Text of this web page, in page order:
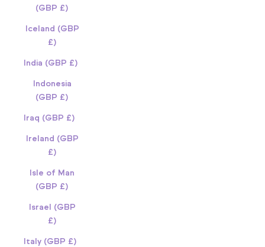
(GBP £)
Iceland (GBP
£)
India (GBP £)
Indonesia
(GBP £)
Iraq (GBP £)
Ireland (GBP
£)
Isle of Man
(GBP £)
Israel (GBP
£)
Italy (GBP £)